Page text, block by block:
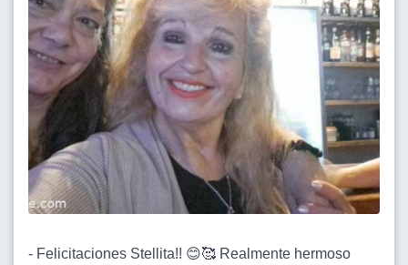
- Felicitaciones Stellita!! 😊🥰 Realmente hermoso